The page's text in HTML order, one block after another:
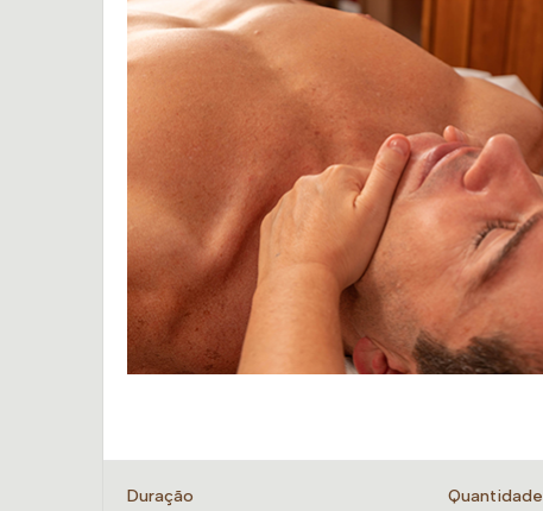
Duração Quantidade